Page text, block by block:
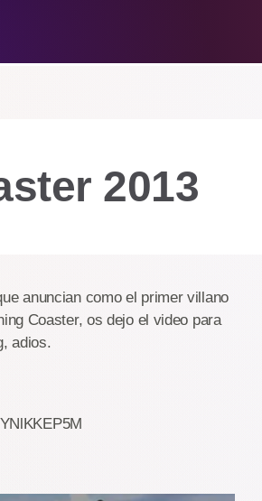
2013
anuncian como el primer villano
Coaster, os dejo el video para
adios.